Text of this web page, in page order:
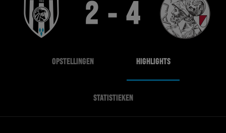
2 - 4
OPSTELLINGEN HIGHLIGHTS
STATISTIEKEN